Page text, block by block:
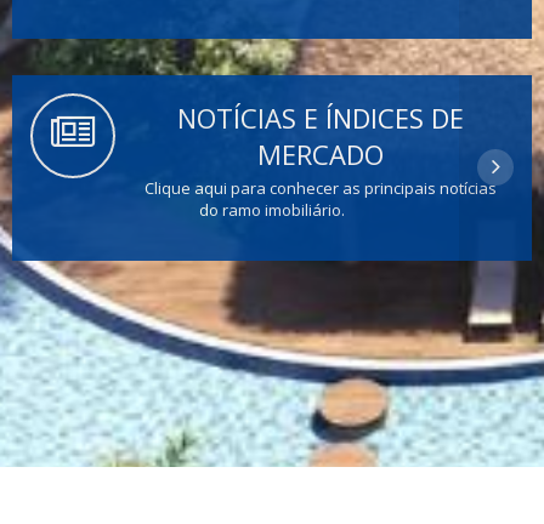
NOTÍCIAS E ÍNDICES DE
MERCADO
Clique aqui para conhecer as principais notícias
do ramo imobiliário.